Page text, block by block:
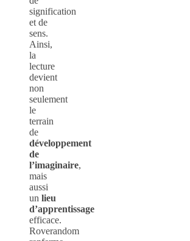
signification
et de
sens.
Ainsi,
la
lecture
devient
non
seulement
le
terrain
de
développement
de
l’imaginaire,
mais
aussi
un lieu
d’apprentissage
efficace.
Roverandom